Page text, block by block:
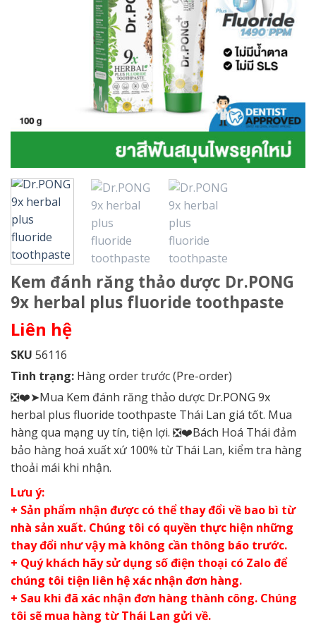
Kem đánh răng thảo dược Dr.PONG
9x herbal plus fluoride toothpaste
Liên hệ
SKU 56116
Tình trạng: Hàng order trước (Pre-order)
❎❤️➤Mua Kem đánh răng thảo dược Dr.PONG 9x
herbal plus fluoride toothpaste Thái Lan giá tốt. Mua
hàng qua mạng uy tín, tiện lợi. ❎❤️Bách Hoá Thái đảm
bảo hàng hoá xuất xứ 100% từ Thái Lan, kiểm tra hàng
thoải mái khi nhận.
Lưu ý:
+ Sản phẩm nhận được có thể thay đổi về bao bì từ
nhà sản xuất. Chúng tôi có quyền thực hiện những
thay đổi như vậy mà không cần thông báo trước.
+ Quý khách hãy sử dụng số điện thoại có Zalo để
chúng tôi tiện liên hệ xác nhận đơn hàng.
+ Sau khi đã xác nhận đơn hàng thành công. Chúng
tôi sẽ mua hàng từ Thái Lan gửi về.